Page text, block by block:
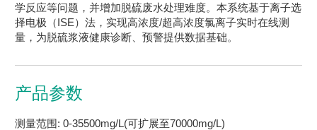
学反应等问题，并增加脱硫废水处理难度。本系统基于离子选
择电极（ISE）法，实现高浓度/超高浓度氯离子实时在线测
量，为脱硫浆液健康诊断、预警提供数据基础。
产品参数
测量范围: 0-35500mg/L(可扩展至70000mg/L)